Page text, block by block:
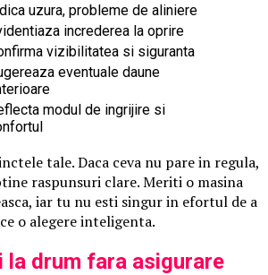
uzura, probleme de aliniere
increderea la oprire
vizibilitatea si siguranta
eventuale daune
modul de ingrijire si
tale. Daca ceva nu pare in regula,
raspunsuri clare. Meriti o masina
iar tu nu esti singur in efortul de a
o alegere inteligenta.
la drum fara asigurare